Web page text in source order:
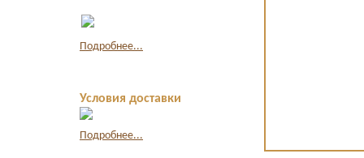
Подробнее...
Условия доставки
Подробнее...